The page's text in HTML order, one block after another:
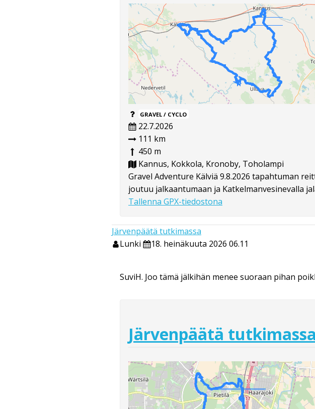
GRAVEL / CYCLO
22.7.2026
111 km
450 m
Kannus, Kokkola, Kronoby, Toholampi
Gravel Adventure Kälviä 9.8.2026 tapahtuman
joutuu jalkaantumaan ja Katkelmanvesinevalla
Tallenna GPX-tiedostona
Järvenpäätä tutkimassa
Lunki
18. heinäkuuta 2026 06.11
SuviH. Joo tämä jälkihän menee suoraan pihan
Järvenpäätä tutkimassa